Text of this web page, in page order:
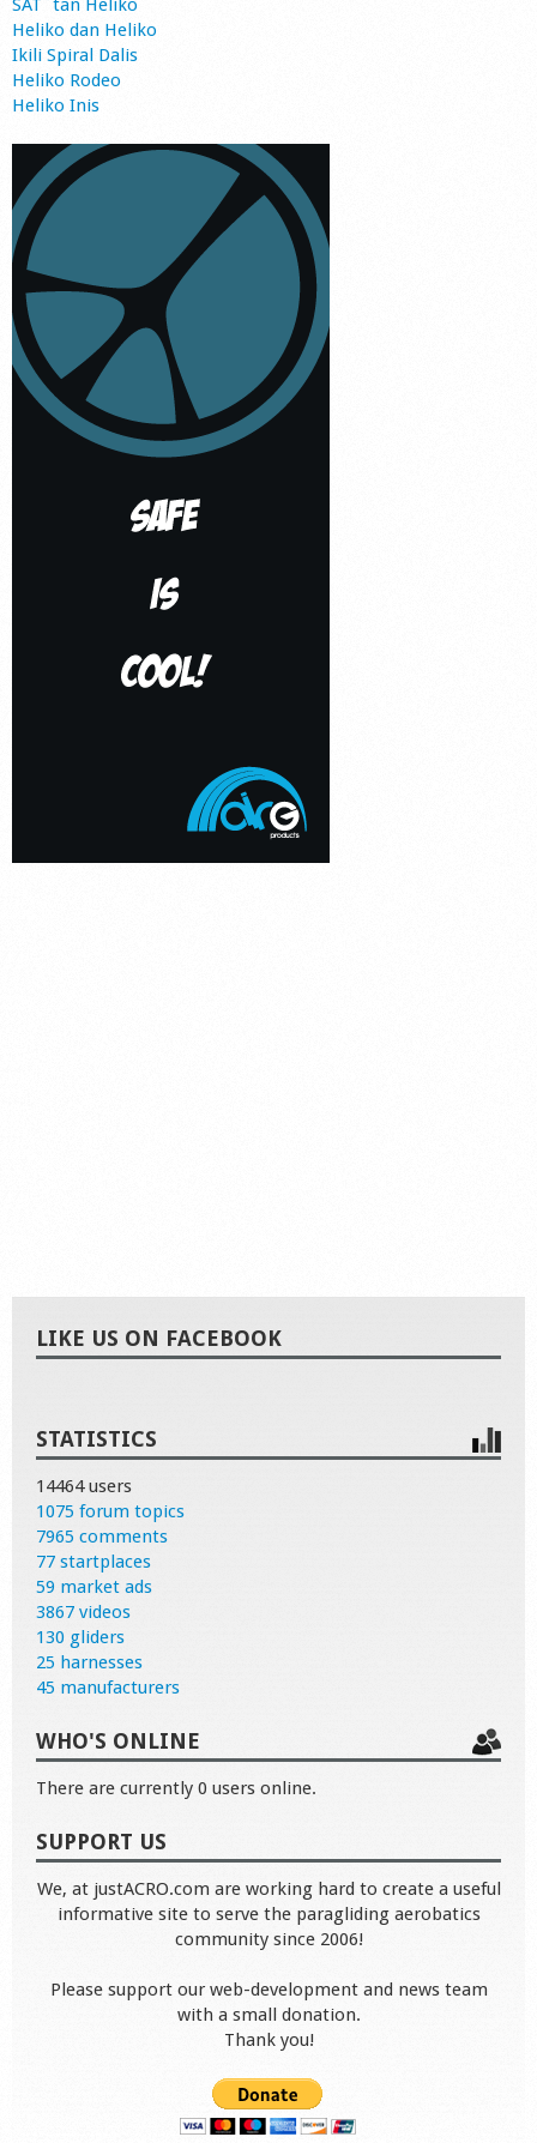
SAT`tan Heliko
Heliko dan Heliko
Ikili Spiral Dalis
Heliko Rodeo
Heliko Inis
LIKE US ON FACEBOOK
STATISTICS
14464 users
1075 forum topics
7965 comments
77 startplaces
59 market ads
3867 videos
130 gliders
25 harnesses
45 manufacturers
WHO'S ONLINE
There are currently 0 users online.
SUPPORT US
We, at justACRO.com are working hard to create a useful
informative site to serve the paragliding aerobatics
community since 2006!
Please support our web-development and news team
with a small donation.
Thank you!